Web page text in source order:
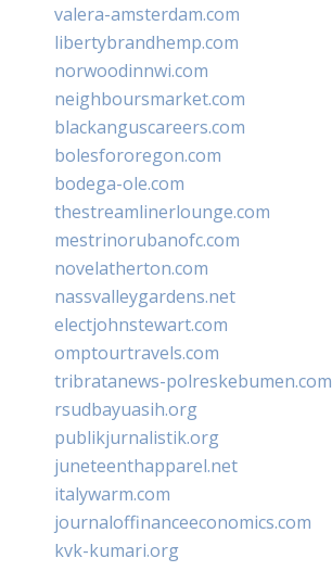
valera-amsterdam.com
libertybrandhemp.com
norwoodinnwi.com
neighboursmarket.com
blackanguscareers.com
bolesfororegon.com
bodega-ole.com
thestreamlinerlounge.com
mestrinorubanofc.com
novelatherton.com
nassvalleygardens.net
electjohnstewart.com
omptourtravels.com
tribratanews-polreskebumen.com
rsudbayuasih.org
publikjurnalistik.org
juneteenthapparel.net
italywarm.com
journaloffinanceeconomics.com
kvk-kumari.org